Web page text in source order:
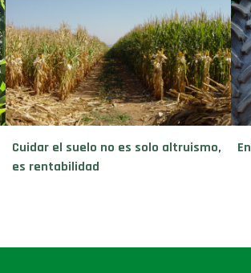
Cuidar el suelo no es solo altruismo,
es rentabilidad